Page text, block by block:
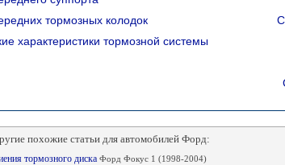
тормозных колодок
характеристики тормозной системы
похожие статьи для автомобилей Форд:
тормозного диска Форд Фокус 1 (1998-2004)